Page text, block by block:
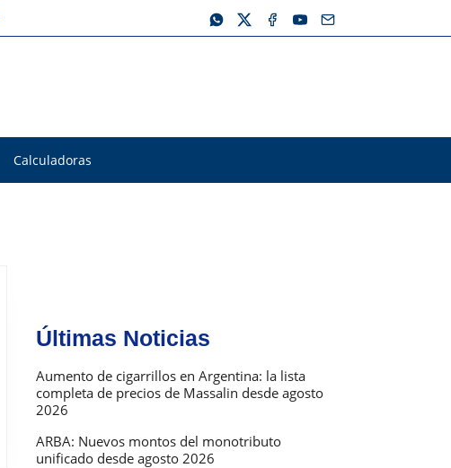
Calculadoras
Últimas Noticias
Aumento de cigarrillos en Argentina: la lista
completa de precios de Massalin desde agosto
2026
ARBA: Nuevos montos del monotributo
unificado desde agosto 2026